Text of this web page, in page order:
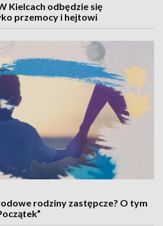
Kielcach odbędzie się
przemocy i hejtowi
rodziny zastępcze? O tym